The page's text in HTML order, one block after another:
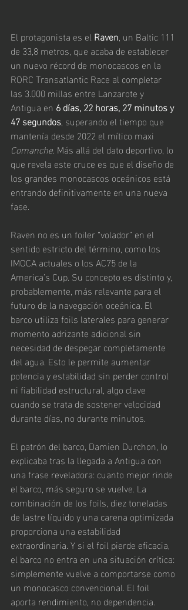
El protagonista es el Raven, un Baltic 111
de 33,8 metros, que acaba de establecer
un nuevo récord de monocascos en la
RORC Transatlantic Race al completar
las 3.000 millas entre Lanzarote y
Antigua en 6 días, 22 horas, 27 minutos y
47 segundos, superando el tiempo que
mantenía desde 2022 el mítico maxi
Comanche. Más allá del dato deportivo, lo
que revela este cruce es que el diseño de
los grandes monocascos oceánicos está
entrando definitivamente en una nueva
fase.
Raven no es un foiler “volador” en el
sentido estricto del término, como los
IMOCA actuales o los AC75 de la
America’s Cup. Su concepto es distinto y,
probablemente, más relevante para el
futuro de la navegación oceánica. El
barco utiliza foils laterales para generar
momento adrizante adicional sin
necesidad de despegar completamente
del agua. Esto le permite aumentar
potencia y estabilidad sin perder control
ni fiabilidad estructural, algo clave
cuando se trata de sostener velocidad
durante días, no durante minutos.
El patrón del barco, Damien Durchon, lo
explicaba tras la llegada a Antigua con
una frase reveladora: cuanto mejor rinde
el barco, más seguro se vuelve. La
combinación de los foils, diez toneladas
de lastre líquido y una carena optimizada
proporciona una estabilidad
extraordinaria. Y si el foil pierde eficacia,
el barco no entra en una situación crítica:
simplemente vuelve a comportarse como
un monocasco convencional. El foil
aporta rendimiento, no dependencia.